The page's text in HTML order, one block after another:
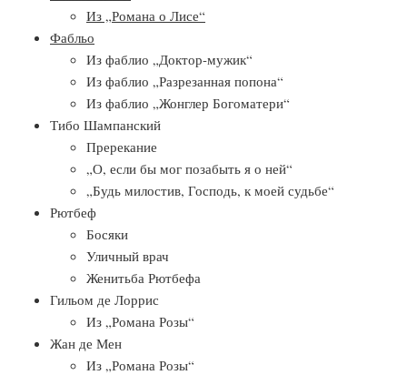
Из „Романа о Лисе“
Фабльо
Из фаблио „Доктор-мужик“
Из фаблио „Разрезанная попона“
Из фаблио „Жонглер Богоматери“
Тибо Шампанский
Пререкание
„О, если бы мог позабыть я о ней“
„Будь милостив, Господь, к моей судьбе“
Рютбеф
Босяки
Уличный врач
Женитьба Рютбефа
Гильом де Лоррис
Из „Романа Розы“
Жан де Мен
Из „Романа Розы“